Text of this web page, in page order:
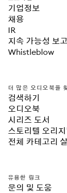
가 웃음을 터뜨
없다며, 자신의
를 향한 무한한
누구보다 소중
족의 의미에 대
뿐”이라고, “네
를 만난 것이 내
디 한마디가 ‘아
자아내며 기분
람이 생겨버렸
에서 행복을 꾸
기업정보
채용
IR
지속 가능성 보
Whistleblow
더 많은 오디오북을
검색하기
오디오북
시리즈 도서
스토리텔 오리
전체 카테고리
유용한 링크
문의 및 도움